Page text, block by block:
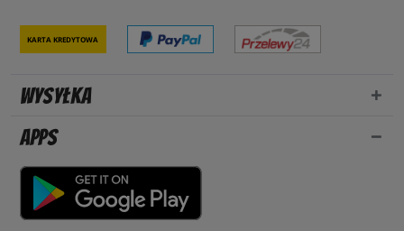
Karta kredytowa
Wysyłka
Apps